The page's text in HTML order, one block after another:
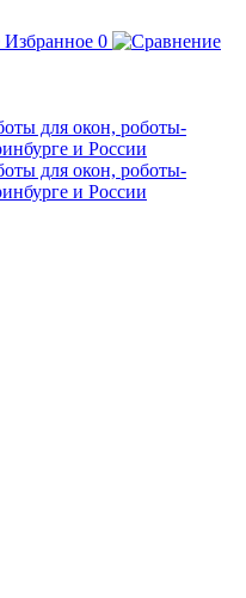
Избранное 0